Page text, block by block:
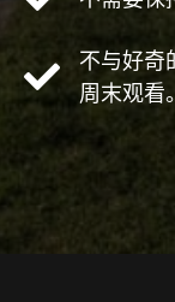
不与好奇
周末观看。